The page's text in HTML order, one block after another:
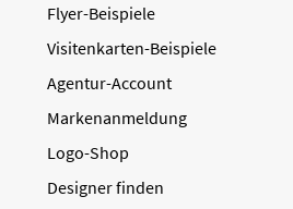
Flyer-Beispiele
Visitenkarten-Beispiele
Agentur-Account
Markenanmeldung
Logo-Shop
Designer finden